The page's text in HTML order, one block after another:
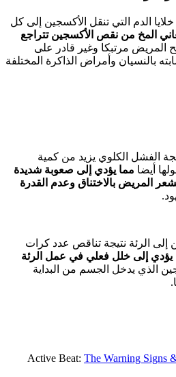
الدم التي تنقل الأكسجين إلى كل
المخ من نقص الأكسجين تتراجع
المريض مرتبكا وغير قادر على
بالنسيان وأمراض الذاكرة المختلفة
الفشل الكلوي يزيد من كمية
أيضا مما يؤدي إلى صعوبة شديدة
المريض بالاختناق وعدم القدرة
الرئة نتيجة تناقص عدد كرات
يؤدي إلى خلل فعلي في عمل الرئة
الذي يدخل الجسم من البداية
Active Beat: The Warning Signs